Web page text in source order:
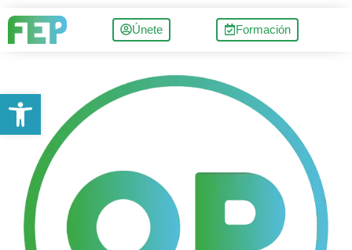
Únete Formación
Abrir barra de herramientas